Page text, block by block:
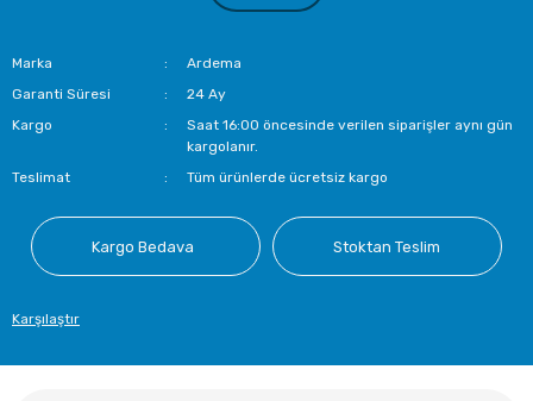
Marka
Ardema
Garanti Süresi
24 Ay
Kargo
Saat 16:00 öncesinde verilen siparişler aynı gün
kargolanır.
Teslimat
Tüm ürünlerde ücretsiz kargo
Kargo Bedava Stoktan Teslim
Karşılaştır